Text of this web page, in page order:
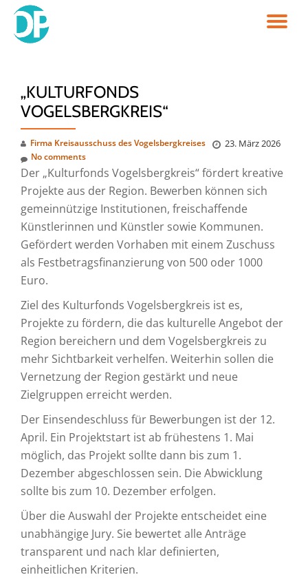
Skip
„KULTURFONDS
VOGELSBERGKREIS“
Firma Kreisausschuss des Vogelsbergkreises 23. März 2026
No comments
Der „Kulturfonds Vogelsbergkreis“ fördert kreative
Projekte aus der Region. Bewerben können sich
gemeinnützige Institutionen, freischaffende
Künstlerinnen und Künstler sowie Kommunen.
Gefördert werden Vorhaben mit einem Zuschuss
als Festbetragsfinanzierung von 500 oder 1000
Euro.
Ziel des Kulturfonds Vogelsbergkreis ist es,
Projekte zu fördern, die das kulturelle Angebot der
Region bereichern und dem Vogelsbergkreis zu
mehr Sichtbarkeit verhelfen. Weiterhin sollen die
Vernetzung der Region gestärkt und neue
Zielgruppen erreicht werden.
Der Einsendeschluss für Bewerbungen ist der 12.
April. Ein Projektstart ist ab frühestens 1. Mai
möglich, das Projekt sollte dann bis zum 1.
Dezember abgeschlossen sein. Die Abwicklung
sollte bis zum 10. Dezember erfolgen.
Über die Auswahl der Projekte entscheidet eine
unabhängige Jury. Sie bewertet alle Anträge
transparent und nach klar definierten,
einheitlichen Kriterien.